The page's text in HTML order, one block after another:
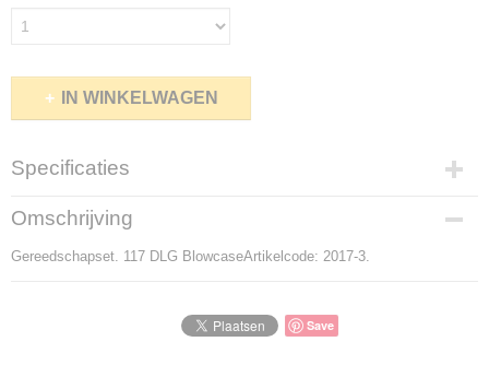
IN WINKELWAGEN
Specificaties
Productcode
2017-3
Productcode leverancier
Omschrijving
Gereedschapset. 117 DLG BlowcaseArtikelcode: 2017-3.
Save